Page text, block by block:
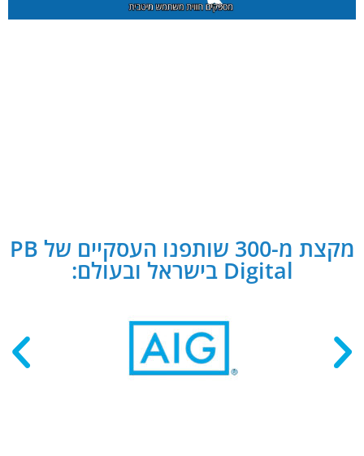
מקצת מ-300 שותפנו העסקיים של PB
Digital בישראל ובעולם: